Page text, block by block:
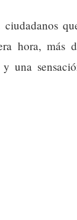
ciudadanos
hora, más
una